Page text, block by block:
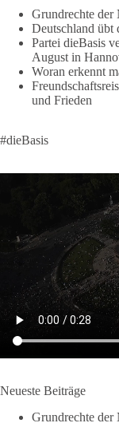
✅ Guy Dawson
✅ Nina Maleika
✅ Daniel Langhans,
✅
und ein dieBasis-
Hannover zu kommen.
#dieBasis
266 23 44
DieBasis
1 Tag zuvor
Jetzt abstimmen:
Grundrechte der
Deutschland übt
Partei dieBasis
August in
Woran erkennt
und Frieden
#dieBasis
Neueste Beiträge
Grundrechte der